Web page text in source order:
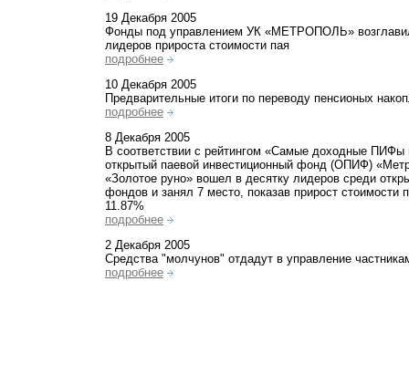
19 Декабря 2005
Фонды под управлением УК «МЕТРОПОЛЬ»
лидеров прироста стоимости пая
подробнее
10 Декабря 2005
Предварительные итоги по переводу пенсионых
подробнее
8 Декабря 2005
В соответствии с рейтингом «Самые доходные ПИФы
открытый паевой инвестиционный фонд (ОПИФ)
«Золотое руно» вошел в десятку лидеров среди
фондов и занял 7 место, показав прирост стоимости
11.87%
подробнее
2 Декабря 2005
Средства "молчунов" отдадут в управление
подробнее